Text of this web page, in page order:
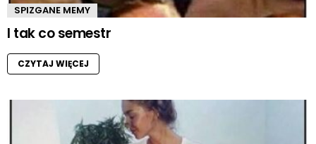
SPIZGANE MEMY
I tak co semestr
CZYTAJ WIĘCEJ